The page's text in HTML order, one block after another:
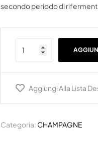
secondo periodo di
Aggiungi Alla Lista
Categoria: CHAMPAGNE